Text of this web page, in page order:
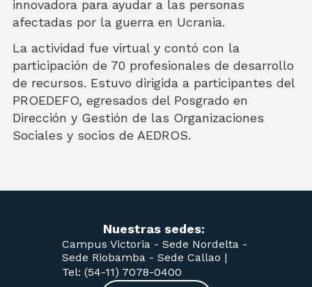
innovadora para ayudar a las personas
afectadas por la guerra en Ucrania.
La actividad fue virtual y contó con la
participación de 70 profesionales de desarrollo
de recursos. Estuvo dirigida a participantes del
PROEDEFO, egresados del Posgrado en
Dirección y Gestión de las Organizaciones
Sociales y socios de AEDROS.
Nuestras sedes:
Campus Victoria - Sede Nordelta -
Sede Riobamba - Sede Callao |
Tel: (54-11) 7078-0400